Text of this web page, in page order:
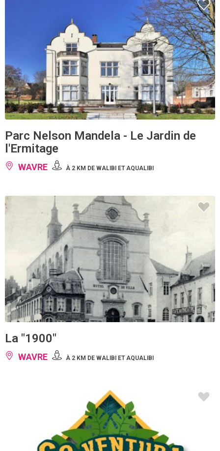
Parc Nelson Mandela - Le Jardin de
l'Ermitage
WAVRE À 2 KM DE WALIBI ET AQUALIBI
La "1900"
WAVRE À 2 KM DE WALIBI ET AQUALIBI